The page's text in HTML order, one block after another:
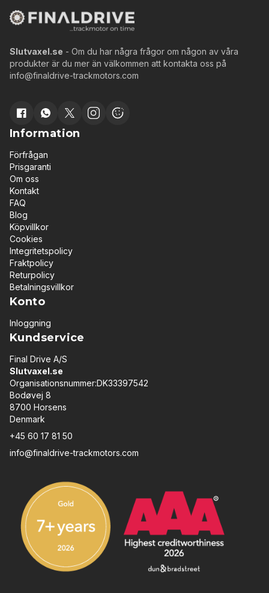
Slutvaxel.se - Om du har några frågor om någon av våra
produkter är du mer än välkommen att kontakta oss på
info@finaldrive-trackmotors.com
Information
Förfrågan
Prisgaranti
Om oss
Kontakt
FAQ
Blog
Köpvillkor
Cookies
Integritetspolicy
Fraktpolicy
Returpolicy
Betalningsvillkor
Konto
Inloggning
Kundservice
Final Drive A/S
Slutvaxel.se
Organisationsnummer:DK33397542
Bodøvej 8
8700 Horsens
Denmark
+45 60 17 81 50
info@finaldrive-trackmotors.com